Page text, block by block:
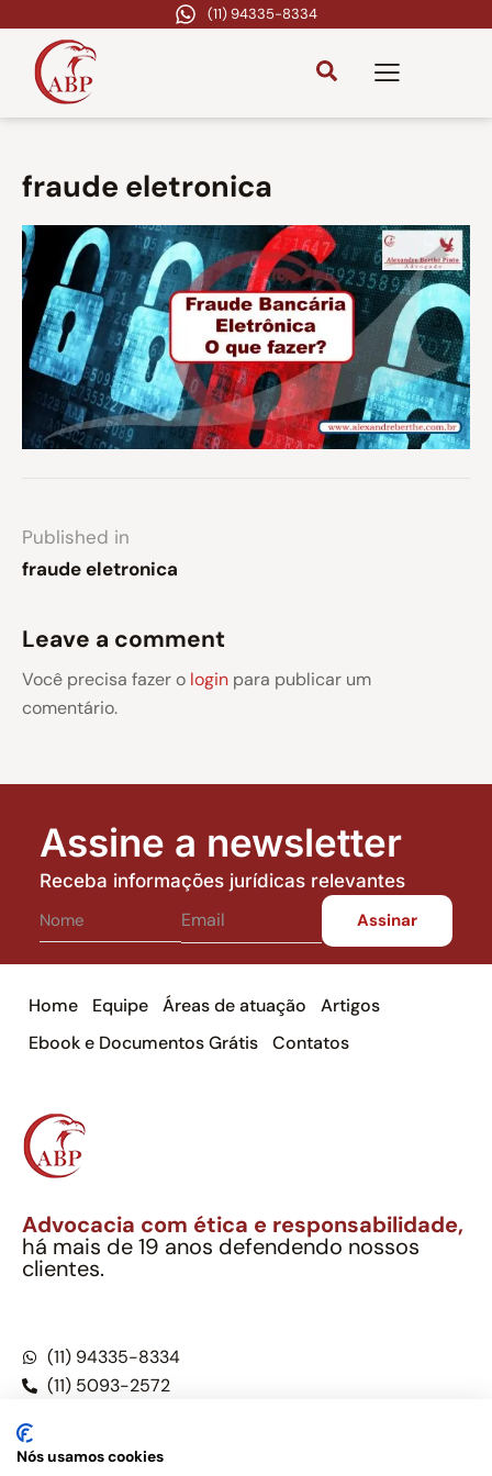
(11) 94335-8334
fraude eletronica
Published in
fraude eletronica
Leave a comment
Você precisa fazer o login para publicar um
comentário.
Assine a newsletter
Receba informações jurídicas relevantes
Home Equipe Áreas de atuação
Artigos
Ebook e Documentos Grátis
Contatos
Advocacia com ética e responsabilidade,
há mais de 19 anos defendendo nossos
clientes.
(11) 94335-8334
(11) 5093-2572
Nós usamos cookies